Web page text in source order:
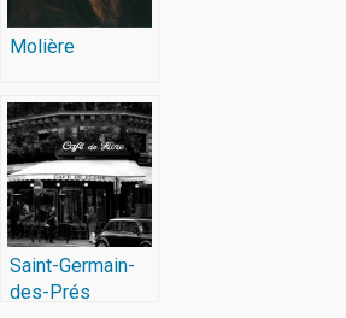
Molière
Saint-Germain-
des-Prés